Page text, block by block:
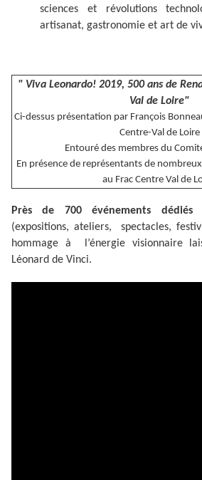
sciences et révolutions
artisanat, gastronomie et art de
" Viva Leonardo! 2019, 500 ans de
Val de Loire"
Ci-dessus présentation par François
Centre-Val de Loire
Entouré des membres du
En présence de représentants de
au Frac Centre Val de
Près de 700 événements
(expositions, ateliers, spectacles,
hommage à l’énergie visionnaire
Léonard de Vinci.